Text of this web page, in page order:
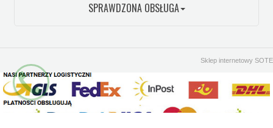
SPRAWDZONA OBSŁUGA
Sklep internetowy SOTE